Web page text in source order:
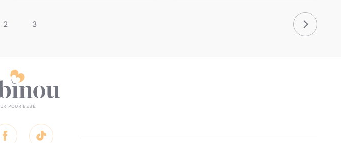
2 3
Facebook Tik Tok